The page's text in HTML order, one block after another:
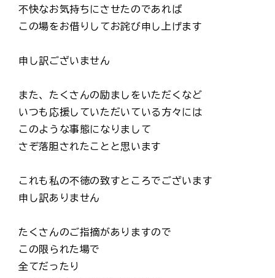
不快なお気持ちにさせたのであれば
この場をお借りしてお詫び申し上げます
申し訳ございません
また、たくさんの励ましをいただくなど
いつも応援していただいている方々には
このような事態になりまして
さぞ落胆されたことと思います
これも私の不徳の致すところでございます
申し訳ありません
たくさんのご指摘がありますので
この限られた場で
全てだったり